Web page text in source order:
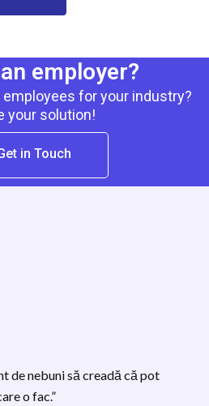
employer?
employees for your industry?
your solution!
in Touch
de nebuni să creadă că pot
o fac.”